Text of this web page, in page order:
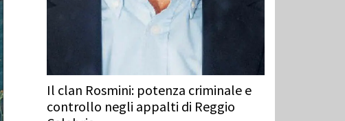
Il clan Rosmini: potenza criminale e
controllo negli appalti di Reggio